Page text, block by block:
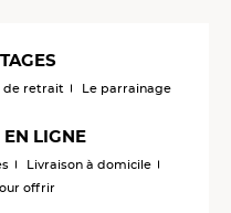
de retrait Le parrainage
EN LIGNE
Livraison à domicile
offrir